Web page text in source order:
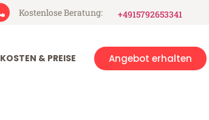
Kostenlose Beratung: +4915792653341
KOSTEN & PREISE Angebot erhalten